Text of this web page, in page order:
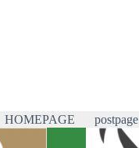
HOMEPAGE postpage